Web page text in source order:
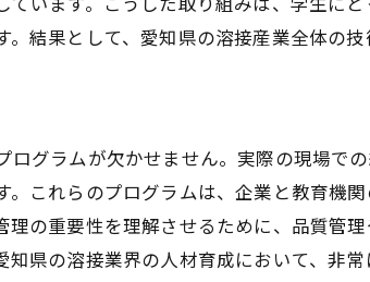
結果として、愛知県の溶接産業全体の
グラムが欠かせません。実際の現場で
これらのプログラムは、企業と教育機
の重要性を理解させるために、品質管
県の溶接業界の人材育成において、非常